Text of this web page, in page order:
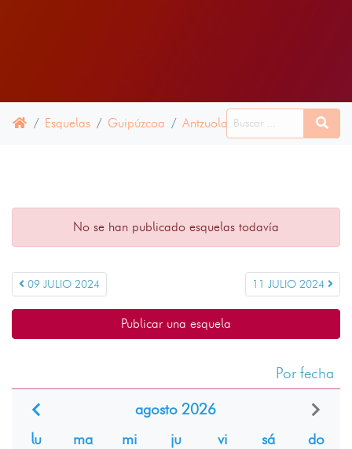
Esquelas Guipúzcoa Antzuola 10 JULIO 2024
No se han publicado esquelas todavía
09 JULIO 2024 11 JULIO 2024
Publicar una esquela
Por fecha
agosto 2026
lu
ma mi ju vi sá
do